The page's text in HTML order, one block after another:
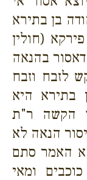
בן בתירא
(חולין
דאסור בהנאה
לזבח וזבח
בתירא היא
הקשה ר"ת
הנאה לא
האמר סתם
ומאי